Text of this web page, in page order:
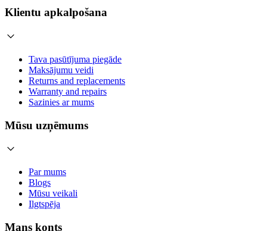
Klientu apkalpošana
Tava pasūtījuma piegāde
Maksājumu veidi
Returns and replacements
Warranty and repairs
Sazinies ar mums
Mūsu uzņēmums
Par mums
Blogs
Mūsu veikali
Ilgtspēja
Mans konts